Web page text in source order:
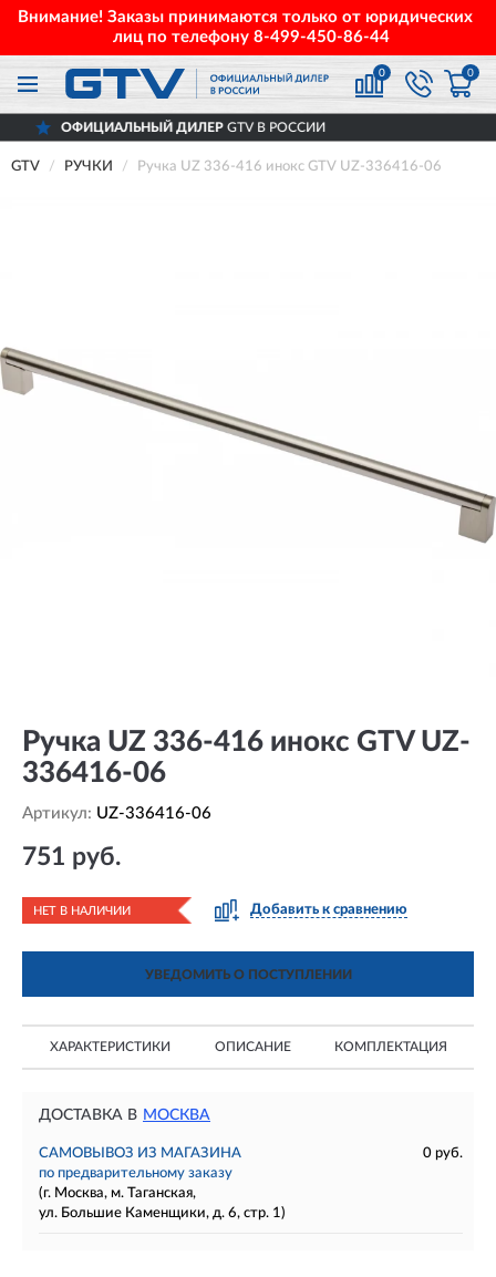
Внимание! Заказы принимаются только от юридических
лиц по телефону 8-499-450-86-44
0 0
ДИЛЕРGTV В РОССИИ
GTV РУЧКИ Ручка UZ 336-416 инокс GTV UZ-336416-06
Ручка UZ 336-416 инокс GTV UZ-
336416-06
Артикул: UZ-336416-06
751 руб.
НЕТ В НАЛИЧИИ Добавить к сравнению
УВЕДОМИТЬ О ПОСТУПЛЕНИИ
ХАРАКТЕРИСТИКИ ОПИСАНИЕ КОМПЛЕКТАЦИЯ
ДОСТАВКА В МОСКВА
САМОВЫВОЗ ИЗ МАГАЗИНА
0 руб.
по предварительному заказу
(г. Москва, м. Таганская,
ул. Большие Каменщики, д. 6, стр. 1)